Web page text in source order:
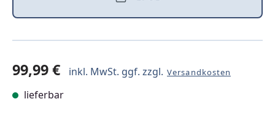
99,99 € inkl. MwSt. ggf. zzgl. Versandkosten
lieferbar